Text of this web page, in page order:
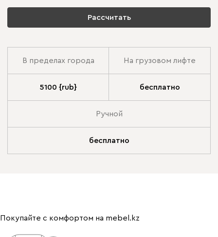
Рассчитать
В пределах города На грузовом лифте
5100 {rub} бесплатно
Ручной
бесплатно
Покупайте с комфортом на mebel.kz